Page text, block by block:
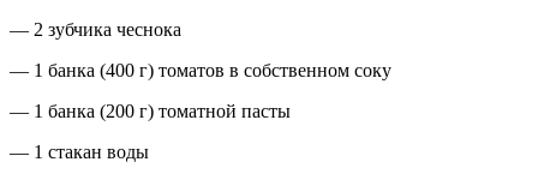
— 2 зубчика чеснока
— 1 банка (400 г) томатов в собственном соку
— 1 банка (200 г) томатной пасты
— 1 стакан воды